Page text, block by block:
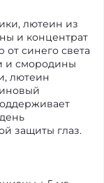
лютеин из
и концентрат
синего света
и смородины
лютеин
защиты глаз.